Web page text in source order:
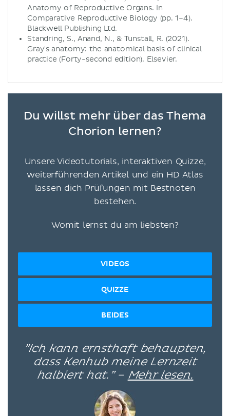
Anatomy of Reproductive Organs. In
Comparative Reproductive Biology (pp. 1–4).
Blackwell Publishing Ltd.
Standring, S., Anand, N., & Tunstall, R. (2021).
Gray's anatomy: the anatomical basis of clinical
practice (Forty-second edition). Elsevier.
Du willst mehr über das Thema
Chorion lernen?
Unsere Videotutorials, interaktiven Quizze,
weiterführenden Artikel und ein HD Atlas
lassen dich Prüfungen mit Bestnoten
bestehen.
Womit lernst du am liebsten?
VIDEOS
QUIZZE
BEIDES
”Ich kann ernsthaft behaupten,
dass Kenhub meine Lernzeit
halbiert hat.” – Mehr lesen.